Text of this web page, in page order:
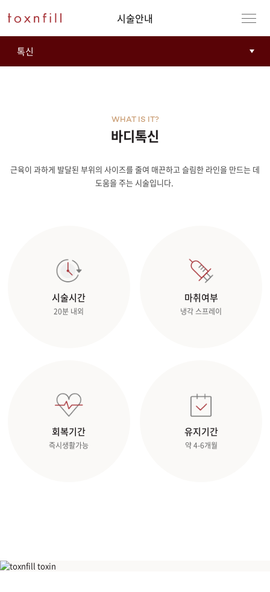
시술안내
바디톡신
WHAT IS IT?
근육이 과하게 발달된 부위의 사이즈를 줄여 매끈하고 슬림한 라인을 만드는 데
도움을 주는 시술입니다.
시술시간
20분 내외
마취여부
냉각 스프레이
회복기간
즉시생활가능
유지기간
약 4-6개월